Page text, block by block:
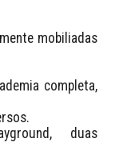
mobiliadas
completa,
duas